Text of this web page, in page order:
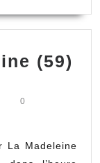
(59)
0
La Madeleine